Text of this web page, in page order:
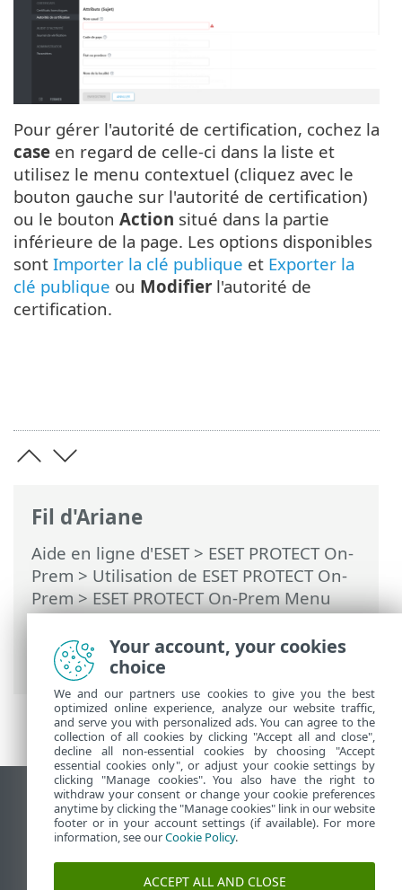
Fil d'Ariane
Aide en ligne d'ESET> ESET PROTECT On-
Prem > Utilisation de ESET PROTECT On-
Prem>ESET PROTECT On-Prem Menu
principal> Plus >Certificats>Autorités
de certification > Créer une autorité de
certification
Pour gérer l'autorité de certification, cochez la
case en regard de celle-ci dans la liste et
utilisez le menu contextuel (cliquez avec le
bouton gauche sur l'autorité de certification)
ou le bouton Action situé dans la partie
inférieure de la page. Les options disponibles
sont Importer la clé publique et Exporter la
clé publique ou Modifier l'autorité de
certification.
Afficher le site pour ordinateur de bureau
End of Life
Base de connaissances ESET
Forum ESET
Your account, your cookies
choice
We and our partners use cookies to give you the best
optimized online experience, analyze our website traffic,
and serve you with personalized ads. You can agree to the
collection of all cookies by clicking "Accept all and close",
decline all non-essential cookies by choosing "Accept
essential cookies only", or adjust your cookie settings by
clicking "Manage cookies". You also have the right to
withdraw your consent or change your cookie preferences
anytime by clicking the "Manage cookies" link in our website
footer or in your account settings (if available). For more
information, see ourCookie Policy.
ACCEPT ALL AND CLOSE